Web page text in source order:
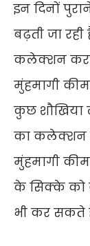
इन दिनों
बढ़ती जा
कलेक्शन
मुंहमागी
कुछ शौखिया
का कलेक्शन
मुंहमागी
के सिक्के को
भी कर सकते